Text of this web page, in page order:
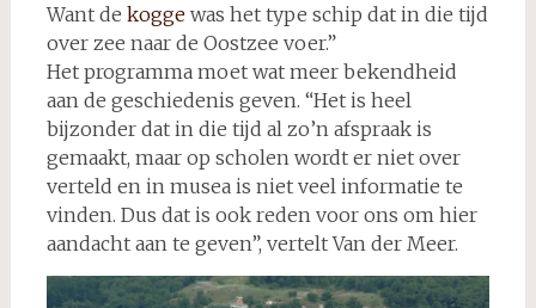
Want de koggewas het type schip dat in die tijd
over zee naar de Oostzee voer.”
Het programma moet wat meer bekendheid
aan de geschiedenis geven. “Het is heel
bijzonder dat in die tijd al zo’n afspraak is
gemaakt, maar op scholen wordt er niet over
verteld en in musea is niet veel informatie te
vinden. Dus dat is ook reden voor ons om hier
aandacht aan te geven”, vertelt Van der Meer.